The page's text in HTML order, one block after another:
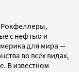
Рокфеллеры,
с нефтью и
для мира —
во всех видах,
В известном